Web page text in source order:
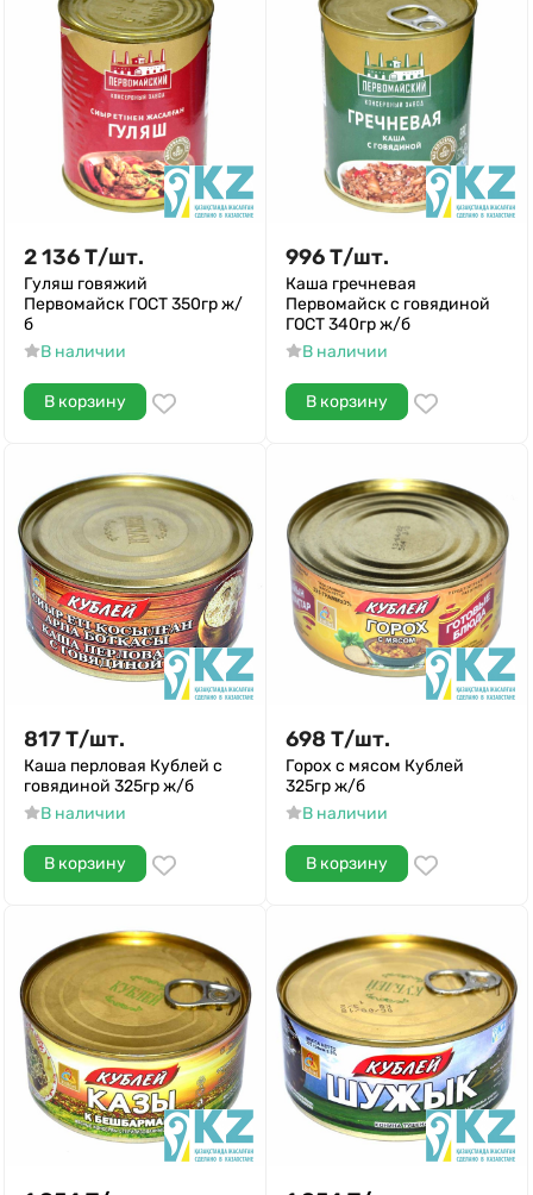
2 136Т/шт.
Гуляш говяжий
Первомайск ГОСТ 350гр ж/
б
В наличии
В корзину
996Т/шт.
Каша гречневая
Первомайск с говядиной
ГОСТ 340гр ж/б
В наличии
В корзину
817Т/шт.
Каша перловая Кублей с
говядиной 325гр ж/б
В наличии
В корзину
698 Т/шт.
Горох с мясом Кублей
325гр ж/б
В наличии
В корзину